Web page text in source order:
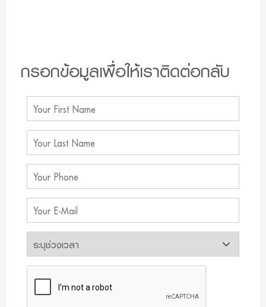
กรอกข้อมูลเพื่อให้เราติดต่อกลับ